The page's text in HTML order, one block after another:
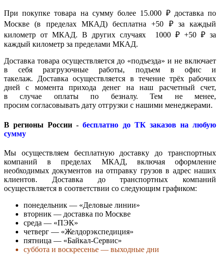
При покупке товара на сумму более 15.000 ₽ доставка по
Москве (в пределах МКАД) бесплатна +50 ₽ за каждый
километр от МКАД. В других случаях 1000 ₽ +50 ₽ за
каждый километр за пределами МКАД.
Доставка товара осуществляется до «подъезда» и не включает
в себя разгрузочные работы, подъем в офис и
такелаж. Доставка осуществляется в течение трёх рабочих
дней с момента прихода денег на наш расчетный счет,
в случае оплаты по безналу. Тем не менее,
просим согласовывать дату отгрузки с нашими менеджерами.
В регионы России -бесплатно до ТК заказов на любую
сумму
Мы осуществляем бесплатную доставку до транспортных
компаний в пределах МКАД, включая оформление
необходимых документов на отправку грузов в адрес наших
клиентов. Доставка до транспортных компаний
осуществляется в соответствии со следующим графиком:
понедельник — «Деловые линии»
вторник — доставка по Москве
среда — «ПЭК»
четверг — «Желдорэкспедиция»
пятница — «Байкал-Сервис»
суббота и воскресенье — выходные дни